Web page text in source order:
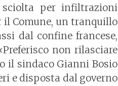
per infiltrazioni
il Comune, un tranquillo
dal confine francese,
non rilasciare
il sindaco Gianni Bosio
e disposta dal governo